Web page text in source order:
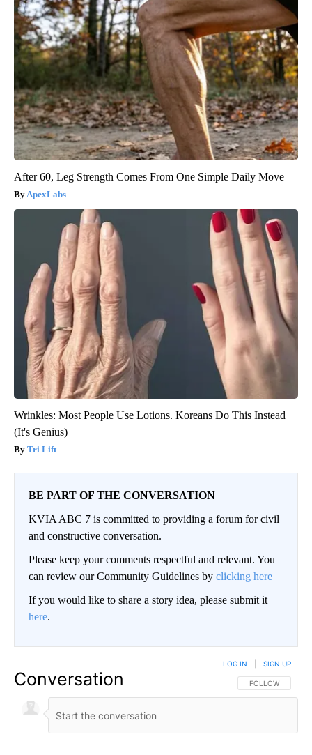
After 60, Leg Strength Comes From One Simple Daily Move
ApexLabs
Wrinkles: Most People Use Lotions. Koreans Do This Instead
(It's Genius)
Tri Lift
BE PART OF THE CONVERSATION
KVIA ABC 7 is committed to providing a forum for civil
and constructive conversation.
Please keep your comments respectful and relevant. You
can review our Community Guidelines by clicking here
If you would like to share a story idea, please submit it
here.
Conversation FOLLOW THIS
FOLLOW
LOG IN SIGN UP